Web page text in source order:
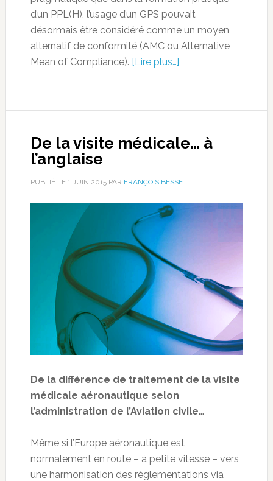
d’un PPL(H), l’usage d’un GPS pouvait
désormais être considéré comme un moyen
alternatif de conformité (AMC ou Alternative
Mean of Compliance). [Lire plus…]
De la visite médicale… à
l’anglaise
PUBLIÉ LE 1 JUIN 2015PAR FRANÇOIS BESSE
De la différence de traitement de la visite
médicale aéronautique selon
l’administration de l’Aviation civile…
Même si l’Europe aéronautique est
normalement en route – à petite vitesse – vers
une harmonisation des règlementations via